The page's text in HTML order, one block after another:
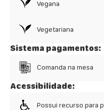
Vegana
Vegetariana
Sistema pagamentos:
Comanda na mesa
Acessibilidade:
Possui recurso para